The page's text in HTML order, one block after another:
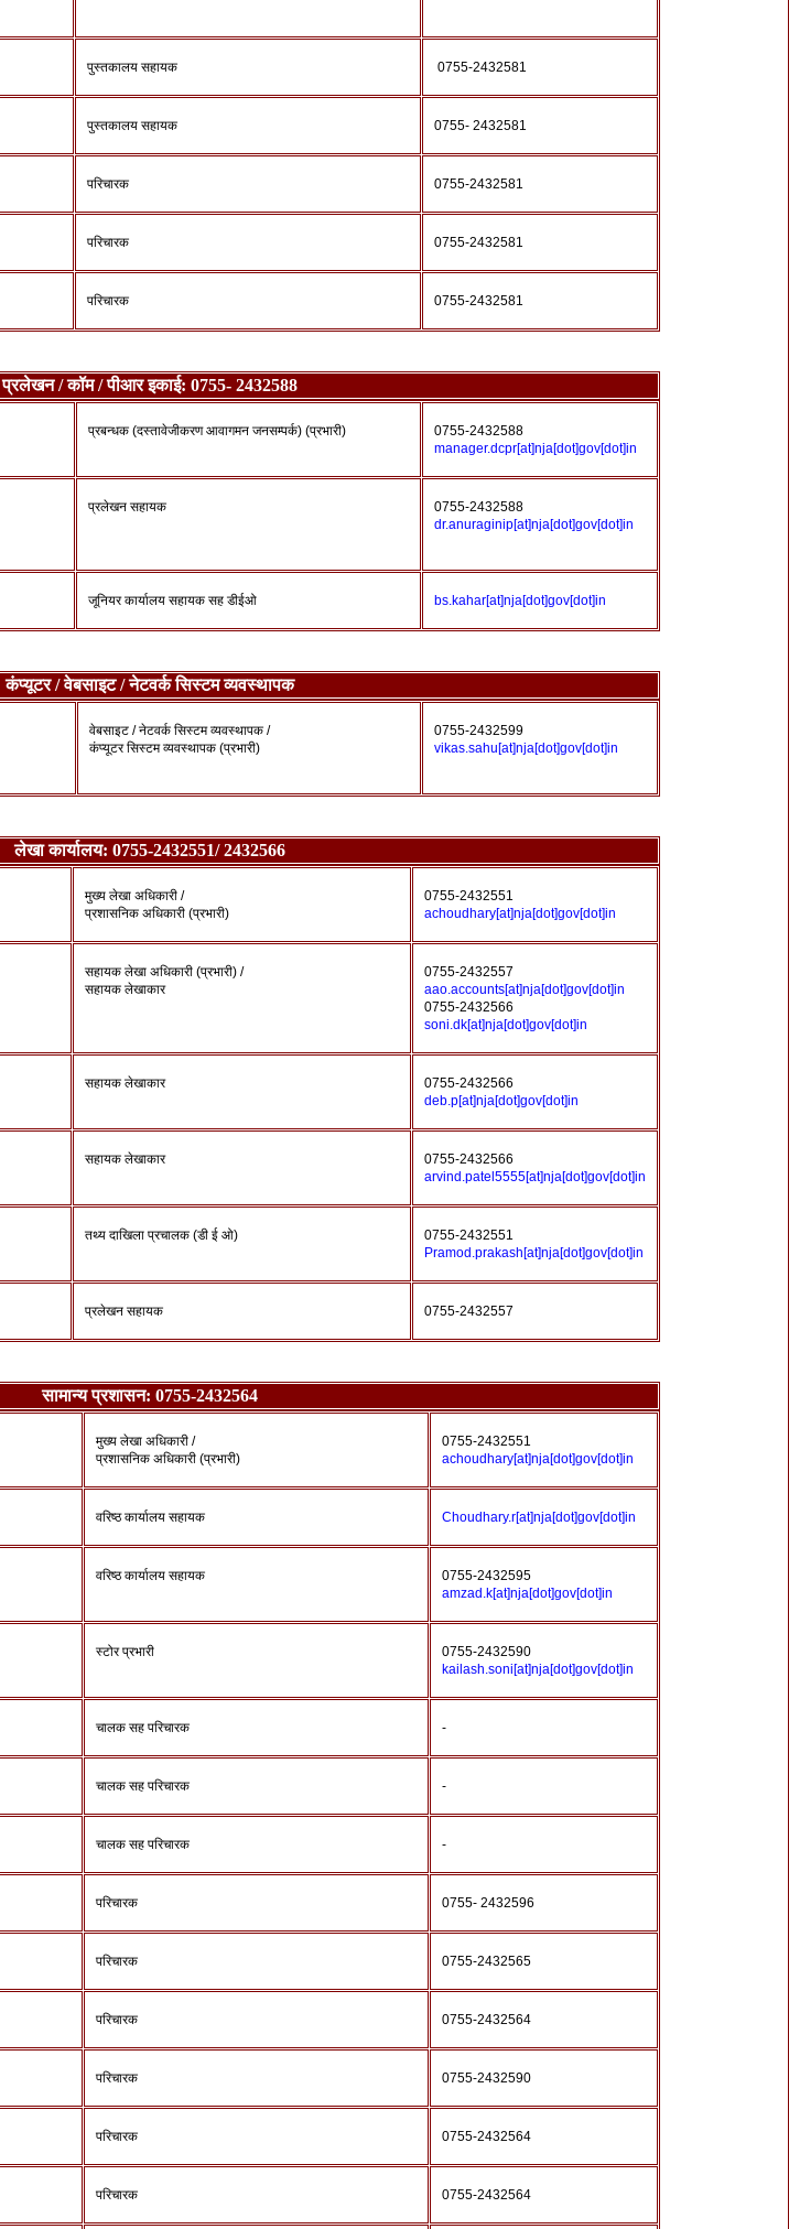
पुस्तकालय सहायक
0755-2432581
पुस्तकालय सहायक
0755- 2432581
परिचारक
0755-2432581
परिचारक
0755-2432581
परिचारक
0755-2432581
प्रलेखन / कॉम / पीआर इकाई: 0755- 2432588
प्रबन्धक (दस्तावेजीकरण आवागमन जनसम्पर्क) (प्रभारी)
0755-2432588
manager.dcpr[at]nja[dot]gov[dot]in
प्रलेखन सहायक
0755-2432588
dr.anuraginip[at]nja[dot]gov[dot]in
जूनियर कार्यालय सहायक सह डीईओ
bs.kahar[at]nja[dot]gov[dot]in
कंप्यूटर / वेबसाइट / नेटवर्क सिस्टम व्यवस्थापक
वेबसाइट / नेटवर्क सिस्टम व्यवस्थापक /
कंप्यूटर सिस्टम व्यवस्थापक (प्रभारी)
0755-2432599
vikas.sahu[at]nja[dot]gov[dot]in
लेखा कार्यालय: 0755-2432551/ 2432566
मुख्य लेखा अधिकारी /
प्रशासनिक अधिकारी (प्रभारी)
0755-2432551
achoudhary[at]nja[dot]gov[dot]in
सहायक लेखा अधिकारी (प्रभारी) /
सहायक लेखाकार
0755-2432557
aao.accounts[at]nja[dot]gov[dot]in
0755-2432566
soni.dk[at]nja[dot]gov[dot]in
सहायक लेखाकार
0755-2432566
deb.p[at]nja[dot]gov[dot]in
सहायक लेखाकार
0755-2432566
arvind.patel5555[at]nja[dot]gov[dot]in
तथ्य दाखिला प्रचालक (डी ई ओ)
0755-2432551
Pramod.prakash[at]nja[dot]gov[dot]in
प्रलेखन सहायक
0755-2432557
सामान्य प्रशासन: 0755-2432564
मुख्य लेखा अधिकारी /
प्रशासनिक अधिकारी (प्रभारी)
0755-2432551
achoudhary[at]nja[dot]gov[dot]in
वरिष्ठ कार्यालय सहायक
Choudhary.r[at]nja[dot]gov[dot]in
वरिष्ठ कार्यालय सहायक
0755-2432595
amzad.k[at]nja[dot]gov[dot]in
स्टोर प्रभारी
0755-2432590
kailash.soni[at]nja[dot]gov[dot]in
चालक सह परिचारक
-
चालक सह परिचारक
-
चालक सह परिचारक
-
परिचारक
0755- 2432596
परिचारक
0755-2432565
परिचारक
0755-2432564
परिचारक
0755-2432590
परिचारक
0755-2432564
परिचारक
0755-2432564